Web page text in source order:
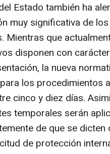
Estado también ha
muy significativa de
Mientras que
disponen con
la nueva
los procedimientos
cinco y diez días.
temporales serán
de que se
de protección